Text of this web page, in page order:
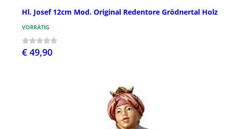
Hl. Josef 12cm Mod. Original Redentore Grödnertal Holz
VORRÄTIG
€ 49,90